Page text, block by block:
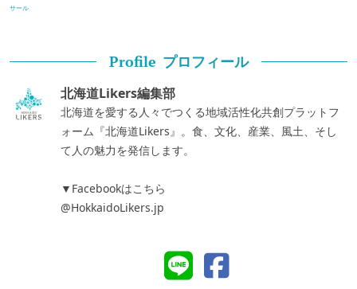
サール
Profile プロフィール
北海道Likers編集部
北海道を愛する人々でつくる地域活性化共創プラットフ
ォーム『北海道Likers』。食、文化、産業、風土、そし
て人の魅力を発信します。
▼Facebookはこちら
@HokkaidoLikers.jp